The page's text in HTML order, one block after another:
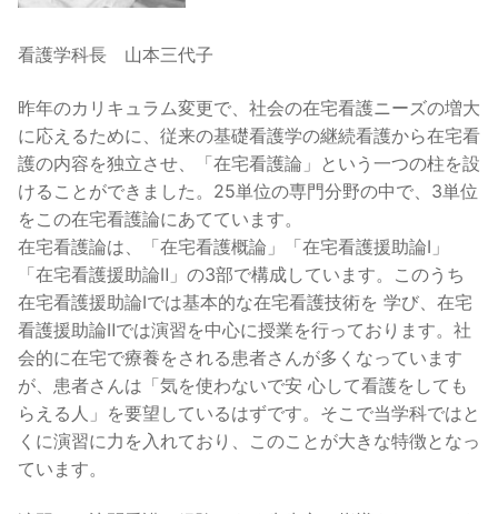
看護学科長 山本三代子
昨年のカリキュラム変更で、社会の在宅看護ニーズの増大
に応えるために、従来の基礎看護学の継続看護から在宅看
護の内容を独立させ、「在宅看護論」という一つの柱を設
けることができました。25単位の専門分野の中で、3単位
をこの在宅看護論にあてています。
在宅看護論は、「在宅看護概論」「在宅看護援助論Ⅰ」
「在宅看護援助論Ⅱ」の3部で構成しています。このうち
在宅看護援助論Ⅰでは基本的な在宅看護技術を 学び、在宅
看護援助論Ⅱでは演習を中心に授業を行っております。社
会的に在宅で療養をされる患者さんが多くなっています
が、患者さんは「気を使わないで安 心して看護をしても
らえる人」を要望しているはずです。そこで当学科ではと
くに演習に力を入れており、このことが大きな特徴となっ
ています。